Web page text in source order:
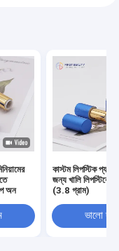
অন
কাস্টম লিপস্টিক
জন্য খালি লিপস্টিকের
(3.8 গ্রাম)
ভালো দাম